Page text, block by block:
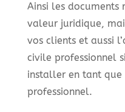
Ainsi les documents
valeur juridique,
vos clients et aussi
civile professionnel
installer en tant que
professionnel.